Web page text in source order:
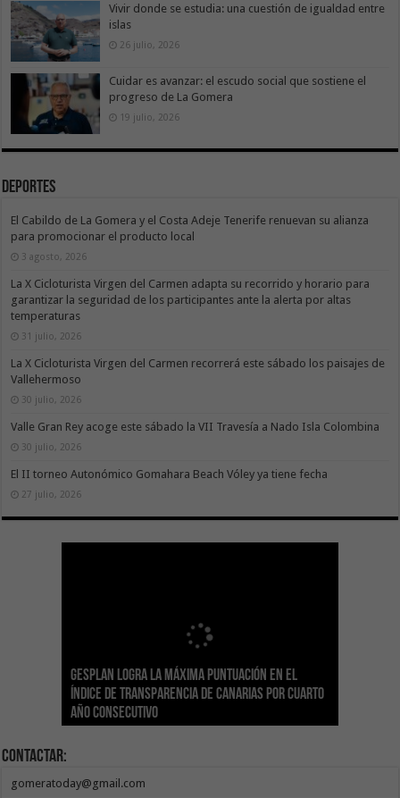
Vivir donde se estudia: una cuestión de igualdad entre
islas
26 julio, 2026
Cuidar es avanzar: el escudo social que sostiene el
progreso de La Gomera
19 julio, 2026
Deportes
El Cabildo de La Gomera y el Costa Adeje Tenerife renuevan su alianza
para promocionar el producto local
3 agosto, 2026
La X Cicloturista Virgen del Carmen adapta su recorrido y horario para
garantizar la seguridad de los participantes ante la alerta por altas
temperaturas
31 julio, 2026
La X Cicloturista Virgen del Carmen recorrerá este sábado los paisajes de
Vallehermoso
30 julio, 2026
Valle Gran Rey acoge este sábado la VII Travesía a Nado Isla Colombina
30 julio, 2026
El II torneo Autonómico Gomahara Beach Vóley ya tiene fecha
27 julio, 2026
Gesplan logra la máxima puntuación en el
Índice de Transparencia de Canarias por cuarto
año consecutivo
El Gobierno canario concede ayudas del
POSEICAN-Pesca al sector por valor de 7,09 M€
tras aumentar las cuantías
Transición Ecológica coordina con Ashotel su
adhesión a la Red de Refugios Climáticos de
Canarias
Visocan incorpora 170 pisos a su parque de
vivienda protegida en régimen de alquiler
asequible de Tenerife
Sanidad refuerza la capacidad diagnóstica de
los centros de salud con el impulso de la
ecografía clínica
El Gobierno de Canarias convoca el Concurso de
Sal Marina Agrocanarias 2026
Contactar:
gomeratoday@gmail.com